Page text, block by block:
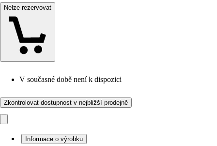
Nelze rezervovat
V současné době není k dispozici
Zkontrolovat dostupnost v nejbližší prodejně
Informace o výrobku